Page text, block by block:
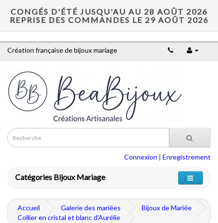
CONGÉS D'ÉTÉ JUSQU'AU AU 28 AOÛT 2026
REPRISE DES COMMANDES LE 29 AOÛT 2026
Création française de bijoux mariage
Connexion | Enregistrement
Catégories Bijoux Mariage
Accueil Galerie des mariées
Bijoux de Mariée
Collier en cristal et blanc d'Aurélie